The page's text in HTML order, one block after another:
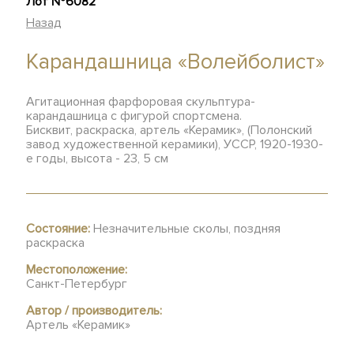
Назад
Карандашница «Волейболист»
Агитационная фарфоровая скульптура-
карандашница с фигурой спортсмена.
Бисквит, раскраска, артель «Керамик», (Полонский
завод художественной керамики), УССР, 1920-1930-
е годы, высота - 23, 5 см
Состояние: Незначительные сколы, поздняя
раскраска
Местоположение:
Санкт-Петербург
Автор / производитель:
Артель «Керамик»